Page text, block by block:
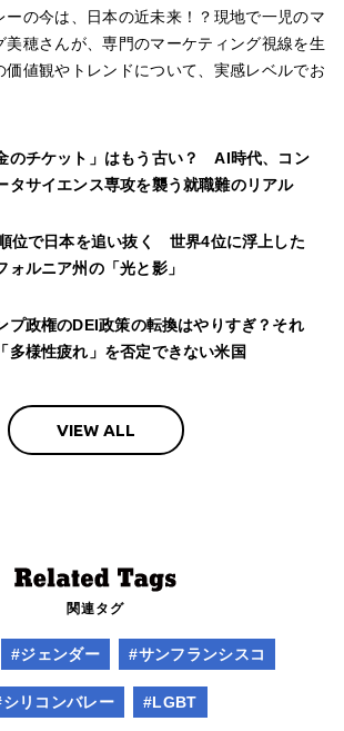
ーの今は、日本の近未来！？現地で一児のマ
美穂さんが、専門のマーケティング視線を生
価値観やトレンドについて、実感レベルでお
のチケット」はもう古い？ AI時代、コン
タサイエンス専攻を襲う就職難のリアル
位で日本を追い抜く 世界4位に浮上した
ォルニア州の「光と影」
プ政権のDEI政策の転換はやりすぎ？それ
多様性疲れ」を否定できない米国
VIEW ALL
関連タグ
#ジェンダー #サンフランシスコ
リコンバレー #LGBT